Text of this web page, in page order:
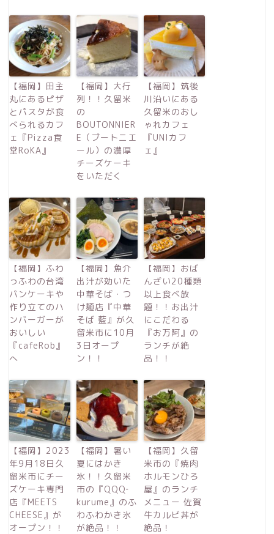
【福岡】田主
丸にあるピザ
とパスタが食
べられるカフ
ェ『Pizza食
堂RoKA』
【福岡】大行
列！！久留米
の
BOUTONNIER
E（ブートニエ
ール）の濃厚
チーズケーキ
をいただく
【福岡】筑後
川沿いにある
久留米のおし
ゃれカフェ
『UNIカフ
ェ』
【福岡】ふわ
っふわの台湾
パンケーキや
作り立てのハ
ンバーガーが
おいしい
『cafeRob』
へ
【福岡】魚介
出汁が効いた
中華そば・つ
け麺店『中華
そば 藍』が久
留米市に10月
3日オープ
ン！！
【福岡】おば
んざい20種類
以上食べ放
題！！お出汁
にこだわる
『お万阿』の
ランチが絶
品！！
【福岡】2023
年9月18日久
留米市にチー
ズケーキ専門
店『MEETS
CHEESE』が
オープン！！
【福岡】暑い
夏にはかき
氷！！久留米
市の『QQQ‐
kurume』のふ
わふわかき氷
が絶品！！
【福岡】久留
米市の『焼肉
ホルモンひろ
屋』のランチ
メニュー 佐賀
牛カルビ丼が
絶品！